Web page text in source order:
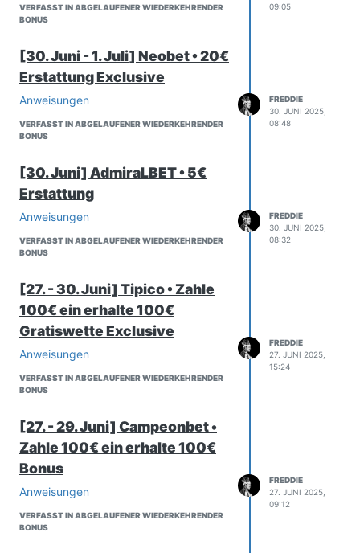
VERFASST IN ABGELAUFENER WIEDERKEHRENDER
BONUS
09:05
[30. Juni - 1. Juli] Neobet • 20€
Erstattung Exclusive
Anweisungen
VERFASST IN ABGELAUFENER WIEDERKEHRENDER
BONUS
FREDDIE
30. JUNI 2025,
08:48
[30. Juni] AdmiraLBET • 5€
Erstattung
Anweisungen
VERFASST IN ABGELAUFENER WIEDERKEHRENDER
BONUS
FREDDIE
30. JUNI 2025,
08:32
[27. - 30. Juni] Tipico • Zahle
100€ ein erhalte 100€
Gratiswette Exclusive
Anweisungen
VERFASST IN ABGELAUFENER WIEDERKEHRENDER
BONUS
FREDDIE
27. JUNI 2025,
15:24
[27. - 29. Juni] Campeonbet •
Zahle 100€ ein erhalte 100€
Bonus
Anweisungen
VERFASST IN ABGELAUFENER WIEDERKEHRENDER
BONUS
FREDDIE
27. JUNI 2025,
09:12